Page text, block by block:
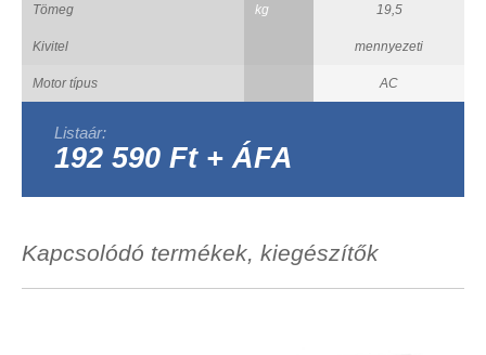
Tömeg kg 19,5
Kivitel mennyezeti
Motor típus AC
Listaár:
192 590 Ft + ÁFA
Kapcsolódó termékek, kiegészítők